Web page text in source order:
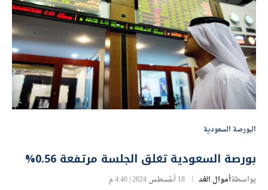
البورصة السعودية
بورصة السعودية تغلق الجلسة مرتفعة 0.56%
بواسطةأموال الغد 18 أغسطس 2024 | 4:40 م